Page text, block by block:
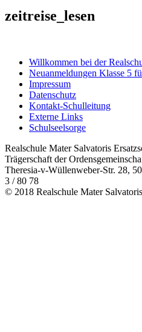
zeitreise_lesen
Willkommen bei der
Neuanmeldungen Klasse 5
Impressum
Datenschutz
Kontakt-Schulleitung
Externe Links
Schulseelsorge
Realschule Mater Salvatoris
Trägerschaft der
Theresia-v-Wüllenweber-Str. 28,
3 / 80 78
© 2018 Realschule Mater Salvatoris